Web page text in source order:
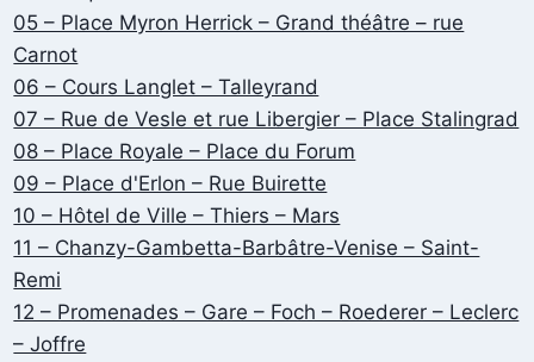
05 – Place Myron Herrick – Grand théâtre – rue
Carnot
06 – Cours Langlet – Talleyrand
07 – Rue de Vesle et rue Libergier – Place Stalingrad
08 – Place Royale – Place du Forum
09 – Place d'Erlon – Rue Buirette
10 – Hôtel de Ville – Thiers – Mars
11 – Chanzy-Gambetta-Barbâtre-Venise – Saint-
Remi
12 – Promenades – Gare – Foch – Roederer – Leclerc
– Joffre